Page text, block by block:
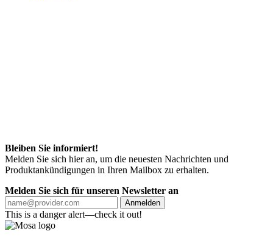
Bleiben Sie informiert!
Melden Sie sich hier an, um die neuesten Nachrichten und
Produktankündigungen in Ihren Mailbox zu erhalten.
Melden Sie sich für unseren Newsletter an
Anmelden
This is a danger alert—check it out!